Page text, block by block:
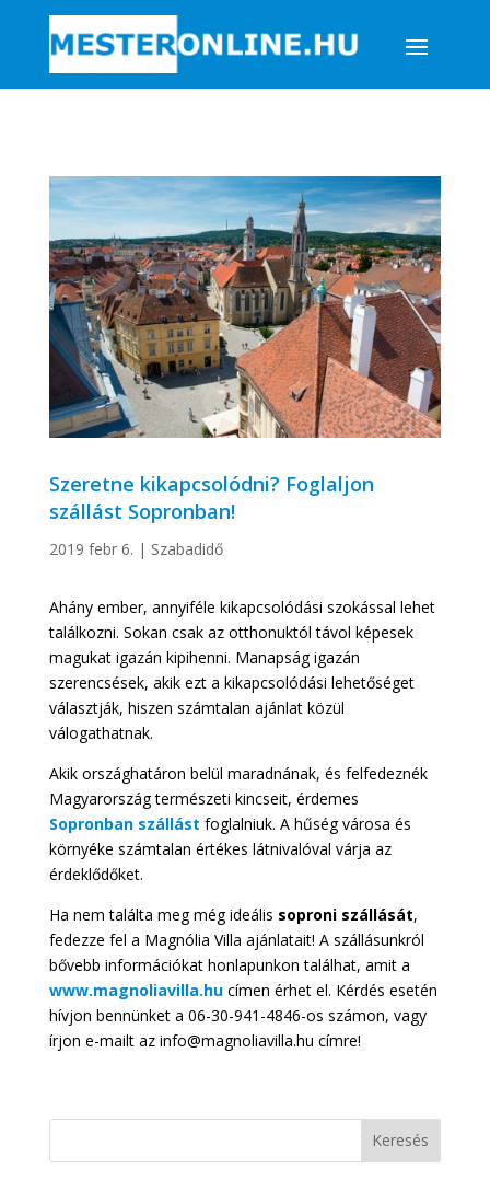
Szeretne kikapcsolódni? Foglaljon
szállást Sopronban!
2019 febr 6. | Szabadidő
Ahány ember, annyiféle kikapcsolódási szokással lehet
találkozni. Sokan csak az otthonuktól távol képesek
magukat igazán kipihenni. Manapság igazán
szerencsések, akik ezt a kikapcsolódási lehetőséget
választják, hiszen számtalan ajánlat közül
válogathatnak.
Akik országhatáron belül maradnának, és felfedeznék
Magyarország természeti kincseit, érdemes
Sopronban szállást foglalniuk. A hűség városa és
környéke számtalan értékes látnivalóval várja az
érdeklődőket.
Ha nem találta meg még ideális soproni szállását,
fedezze fel a Magnólia Villa ajánlatait! A szállásunkról
bővebb információkat honlapunkon találhat, amit a
www.magnoliavilla.hu címen érhet el. Kérdés esetén
hívjon bennünket a 06-30-941-4846-os számon, vagy
írjon e-mailt az info@magnoliavilla.hu címre!